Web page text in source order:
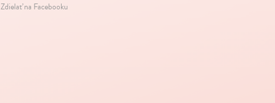
Zdielať na Facebooku